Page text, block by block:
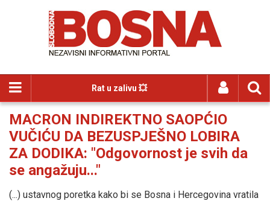
Rat u zalivu 💥
MACRON INDIREKTNO SAOPĆIO
VUČIĆU DA BEZUSPJEŠNO LOBIRA
ZA DODIKA: "Odgovornost je svih da
se angažuju..."
(...) ustavnog poretka kako bi se Bosna i Hercegovina vratila